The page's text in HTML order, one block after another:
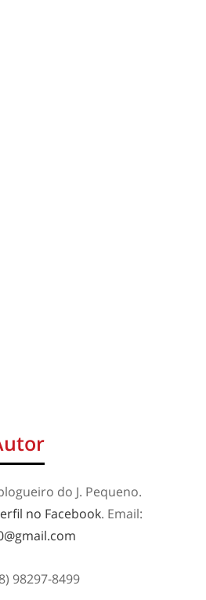
do J. Pequeno.
no Facebook. Email:
98297-8499